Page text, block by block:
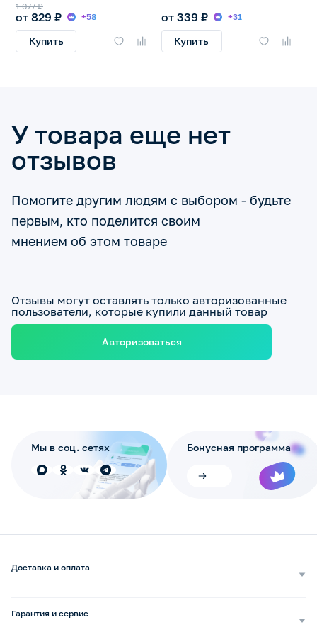
от 829 ₽
1 077 ₽
+58
Купить
от 339 ₽ +31
Купить
У товара еще нет
отзывов
Помогите другим людям с выбором - будьте
первым, кто поделится своим
мнением об этом товаре
Отзывы могут оставлять только авторизованные
пользователи, которые купили данный товар
Авторизоваться
Мы в соц. сетях Бонусная программа
Доставка и оплата
Гарантия и сервис